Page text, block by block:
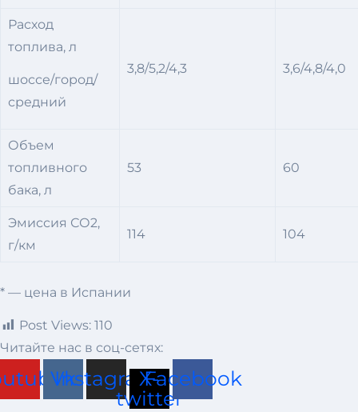
Расход
топлива, л
шоссе/город/
средний
3,8/5,2/4,3 3,6/4,8/4,0
Объем
топливного
бака, л
53 60
Эмиссия СО2,
г/км
114 104
* — цена в Испании
Post Views: 110
Читайте нас в соц-сетях:
Vk
Instagram
X-
twitter
Facebook